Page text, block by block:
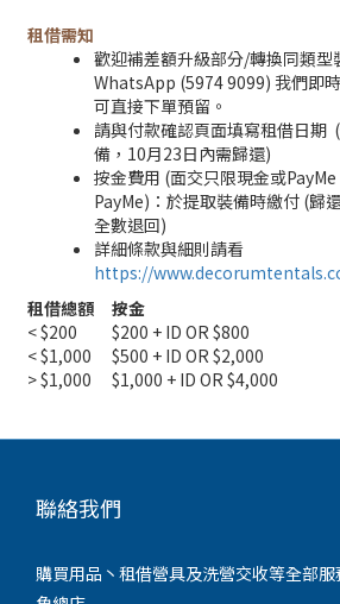
租借需知
歡迎補差額升級部分/轉換同類型
WhatsApp (5974 9099) 我們即
可直接下單預留。
請與付款確認頁面填寫租借日期
備，10月23日內需歸還)
按金費用 (面交只限現金或
PayMe)：於提取裝備時繳付 (歸
全數退回)
詳細條款與細則請看
https://
租借總額 按金
< $200
$200 + ID OR $800
< $1,000
$500 + ID OR $2,000
> $1,000 $1,000 + ID OR $4,000
聯絡我們
購買用品丶租借營具及洗營交收等全部